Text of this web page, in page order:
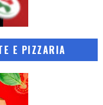
E PIZZARIA